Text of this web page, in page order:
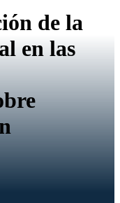
de la
en las